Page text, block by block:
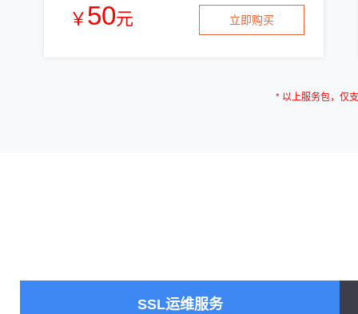
￥ 50元 立即购买
* 以上服务包，仅
SSL运维服务